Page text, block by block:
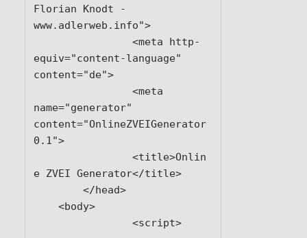
Florian Knodt -
www.adlerweb.info">
equiv="content-language"
content="de">
name="generator"
content="OnlineZVEIGenerator
0.1">
e ZVEI Generator</title>